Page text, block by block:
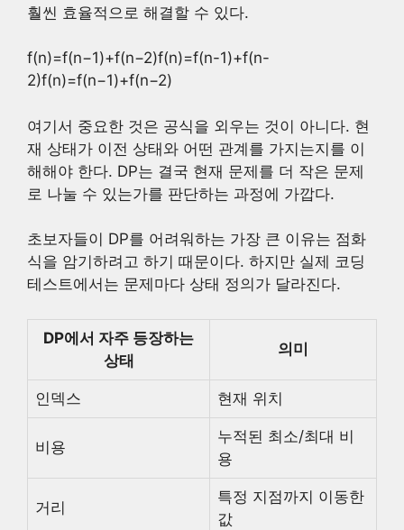
훨씬 효율적으로 해결할 수 있다.
f(n)=f(n−1)+f(n−2)f(n)=f(n-1)+f(n-
2)f(n)=f(n−1)+f(n−2)
여기서 중요한 것은 공식을 외우는 것이 아니다. 현
재 상태가 이전 상태와 어떤 관계를 가지는지를 이
해해야 한다. DP는 결국 현재 문제를 더 작은 문제
로 나눌 수 있는가를 판단하는 과정에 가깝다.
초보자들이 DP를 어려워하는 가장 큰 이유는 점화
식을 암기하려고 하기 때문이다. 하지만 실제 코딩
테스트에서는 문제마다 상태 정의가 달라진다.
DP에서 자주 등장하는
상태
의미
인덱스 현재 위치
비용
누적된 최소/최대 비
용
거리
특정 지점까지 이동한
값